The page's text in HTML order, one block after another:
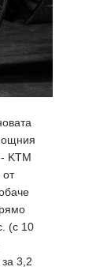
- KTM
(с 10
3,2